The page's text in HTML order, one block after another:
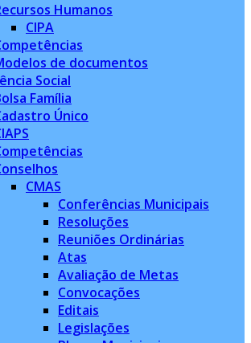
Humanos
CIPA
de documentos
Social
Família
Único
CMAS
Conferências Municipais
Resoluções
Reuniões Ordinárias
Atas
Avaliação de Metas
Convocações
Editais
Legislações